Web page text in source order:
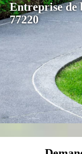
Entreprise de
77220